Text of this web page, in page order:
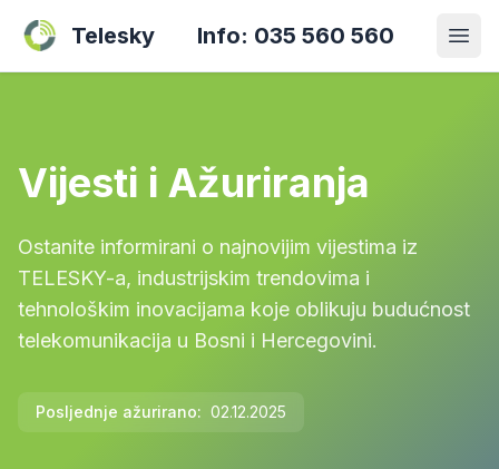
Telesky Info: 035 560 560
Vijesti i Ažuriranja
Ostanite informirani o najnovijim vijestima iz
TELESKY-a, industrijskim trendovima i
tehnološkim inovacijama koje oblikuju budućnost
telekomunikacija u Bosni i Hercegovini.
Posljednje ažurirano: 02.12.2025